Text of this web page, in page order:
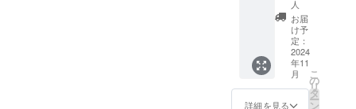
に記入
をお願
いいた
しま
す。
際にHP
もしく
は予約
サイト
よりご
確認く
ださ
はでき
ませ
ん。 ・
有効期
間：
2024年
10月1
ます。
・当施
設の稼
働可能
日に限
定した
ご提供
▼内容
詳細 ■
フルー
ツ羊羹
・個
数：3個
・重
量：55g
・保存
詰め合
わせ
（通
常）】
秋に旬
を迎え
る果物
の詰め
合わせ
人
お届
け予
定：
2024
年11
月
詳細を見る
こ
の
リ
タ
ー
ン